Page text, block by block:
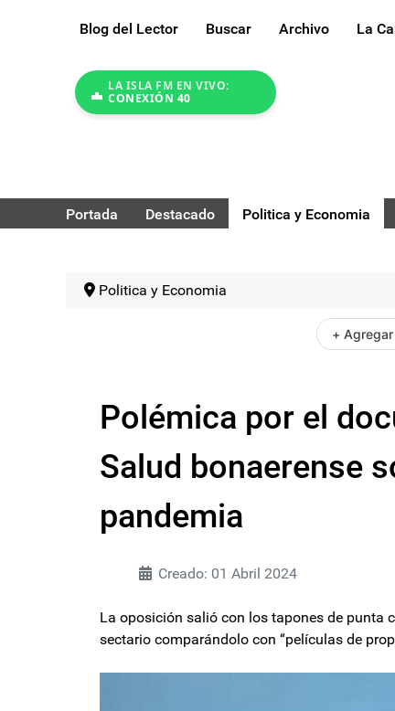
Blog del Lector Buscar Archivo La
LA ISLA FM EN VIVO:
CONEXIÓN 40
Portada Destacado Politica y Economia
Politica y Economia
+
Polémica por el
Salud bonaerense
pandemia
Creado: 01 Abril 2024
La oposición salió con los tapones de punta
sectario comparándolo con “películas de